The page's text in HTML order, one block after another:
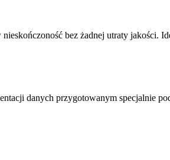
bez żadnej utraty jakości.
danych przygotowanym specjalnie